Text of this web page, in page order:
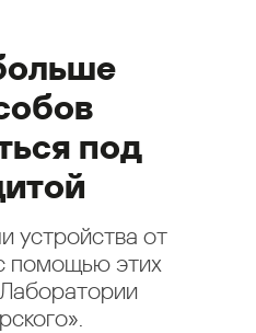
под
устройства от
помощью этих